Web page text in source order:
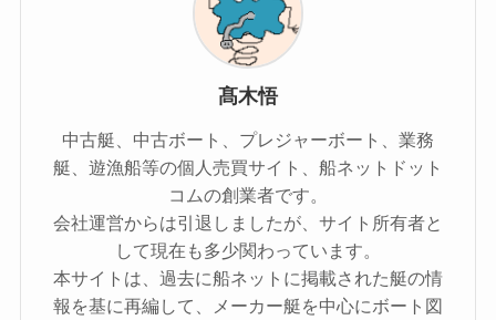
髙木悟
中古艇、中古ボート、プレジャーボート、業務
艇、遊漁船等の個人売買サイト、船ネットドット
コムの創業者です。
会社運営からは引退しましたが、サイト所有者と
して現在も多少関わっています。
本サイトは、過去に船ネットに掲載された艇の情
報を基に再編して、メーカー艇を中心にボート図